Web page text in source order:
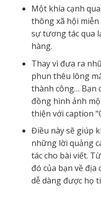
Một khía cạnh
thông xã hội
sự tương tác qua
hàng.
Thay vì đưa ra
phun thêu lông
thành công… Bạn
đồng hình ảnh
thiện với caption
Điều này sẽ giúp
những lời quảng
tác cho bài viết.
đó của bạn về
dễ dàng được họ